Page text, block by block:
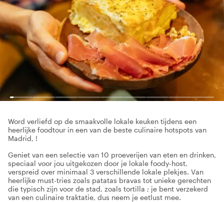
Word verliefd op de smaakvolle lokale keuken tijdens een
heerlijke foodtour in een van de beste culinaire hotspots van
Madrid, !
Geniet van een selectie van 10 proeverijen van eten en drinken,
speciaal voor jou uitgekozen door je lokale foody-host,
verspreid over minimaal 3 verschillende lokale plekjes. Van
heerlijke must-tries zoals patatas bravas tot unieke gerechten
die typisch zijn voor de stad, zoals tortilla ; je bent verzekerd
van een culinaire traktatie, dus neem je eetlust mee.